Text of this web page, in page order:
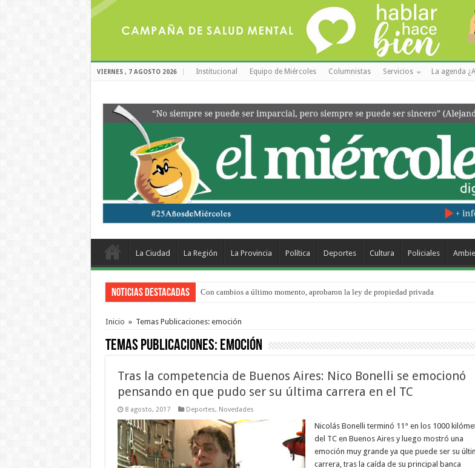
VIERNES , 7 AGOSTO 2026 Institucional Equipo de Miércoles Columnistas Servicios La agenda
La Ciudad La Región La Provincia Política Deportes Cultura Policiales
Noticias Destacadas Con cambios a último momento, aprobaron la ley de propiedad privada
Inicio » Temas Publicaciones: emoción
Temas Publicaciones: emoción
Tras la competencia de Buenos Aires: Nico Bonelli se emocionó
pensando en que pudo ser su última carrera en el TC
8 agosto, 2017 Deportes, Novedades
Nicolás Bonelli terminó 11° en los 1000
del TC en Buenos Aires y luego mostró una
emoción muy grande ya que puede ser su
carrera, tras la caída de su principal banca